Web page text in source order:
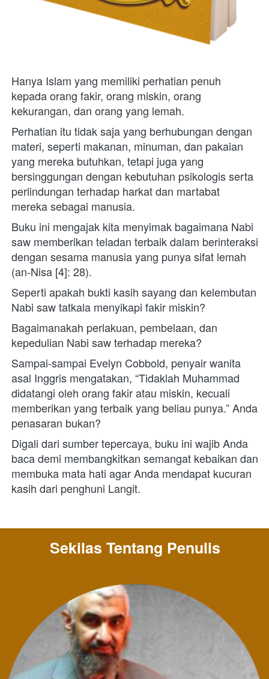
Hanya Islam yang memiliki perhatian penuh
kepada orang fakir, orang miskin, orang
kekurangan, dan orang yang lemah.
Perhatian itu tidak saja yang berhubungan dengan
materi, seperti makanan, minuman, dan pakaian
yang mereka butuhkan, tetapi juga yang
bersinggungan dengan kebutuhan psikologis serta
perlindungan terhadap harkat dan martabat
mereka sebagai manusia.
Buku ini mengajak kita menyimak bagaimana Nabi
saw memberikan teladan terbaik dalam berinteraksi
dengan sesama manusia yang punya sifat lemah
(an-Nisa [4]: 28).
Seperti apakah bukti kasih sayang dan kelembutan
Nabi saw tatkala menyikapi fakir miskin?
Bagaimanakah perlakuan, pembelaan, dan
kepedulian Nabi saw terhadap mereka?
Sampai-sampai Evelyn Cobbold, penyair wanita
asal Inggris mengatakan, “Tidaklah Muhammad
didatangi oleh orang fakir atau miskin, kecuali
memberikan yang terbaik yang beliau punya.” Anda
penasaran bukan?
Digali dari sumber tepercaya, buku ini wajib Anda
baca demi membangkitkan semangat kebaikan dan
membuka mata hati agar Anda mendapat kucuran
kasih dari penghuni Langit.
Sekilas Tentang Penulis